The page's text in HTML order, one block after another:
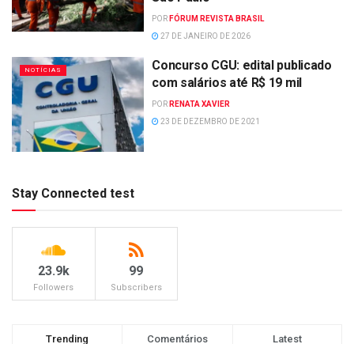
POR FÓRUM REVISTA BRASIL
27 DE JANEIRO DE 2026
NOTÍCIAS
Concurso CGU: edital publicado
com salários até R$ 19 mil
POR RENATA XAVIER
23 DE DEZEMBRO DE 2021
Stay Connected test
23.9k
Followers
99
Subscribers
Trending Comentários Latest